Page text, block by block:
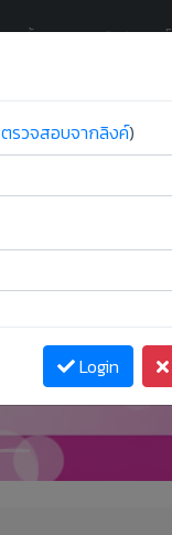
(current)
ขั้นตอนการยืนยันสิทธิ์
ตรวจสอบจากลิงค์)
Login